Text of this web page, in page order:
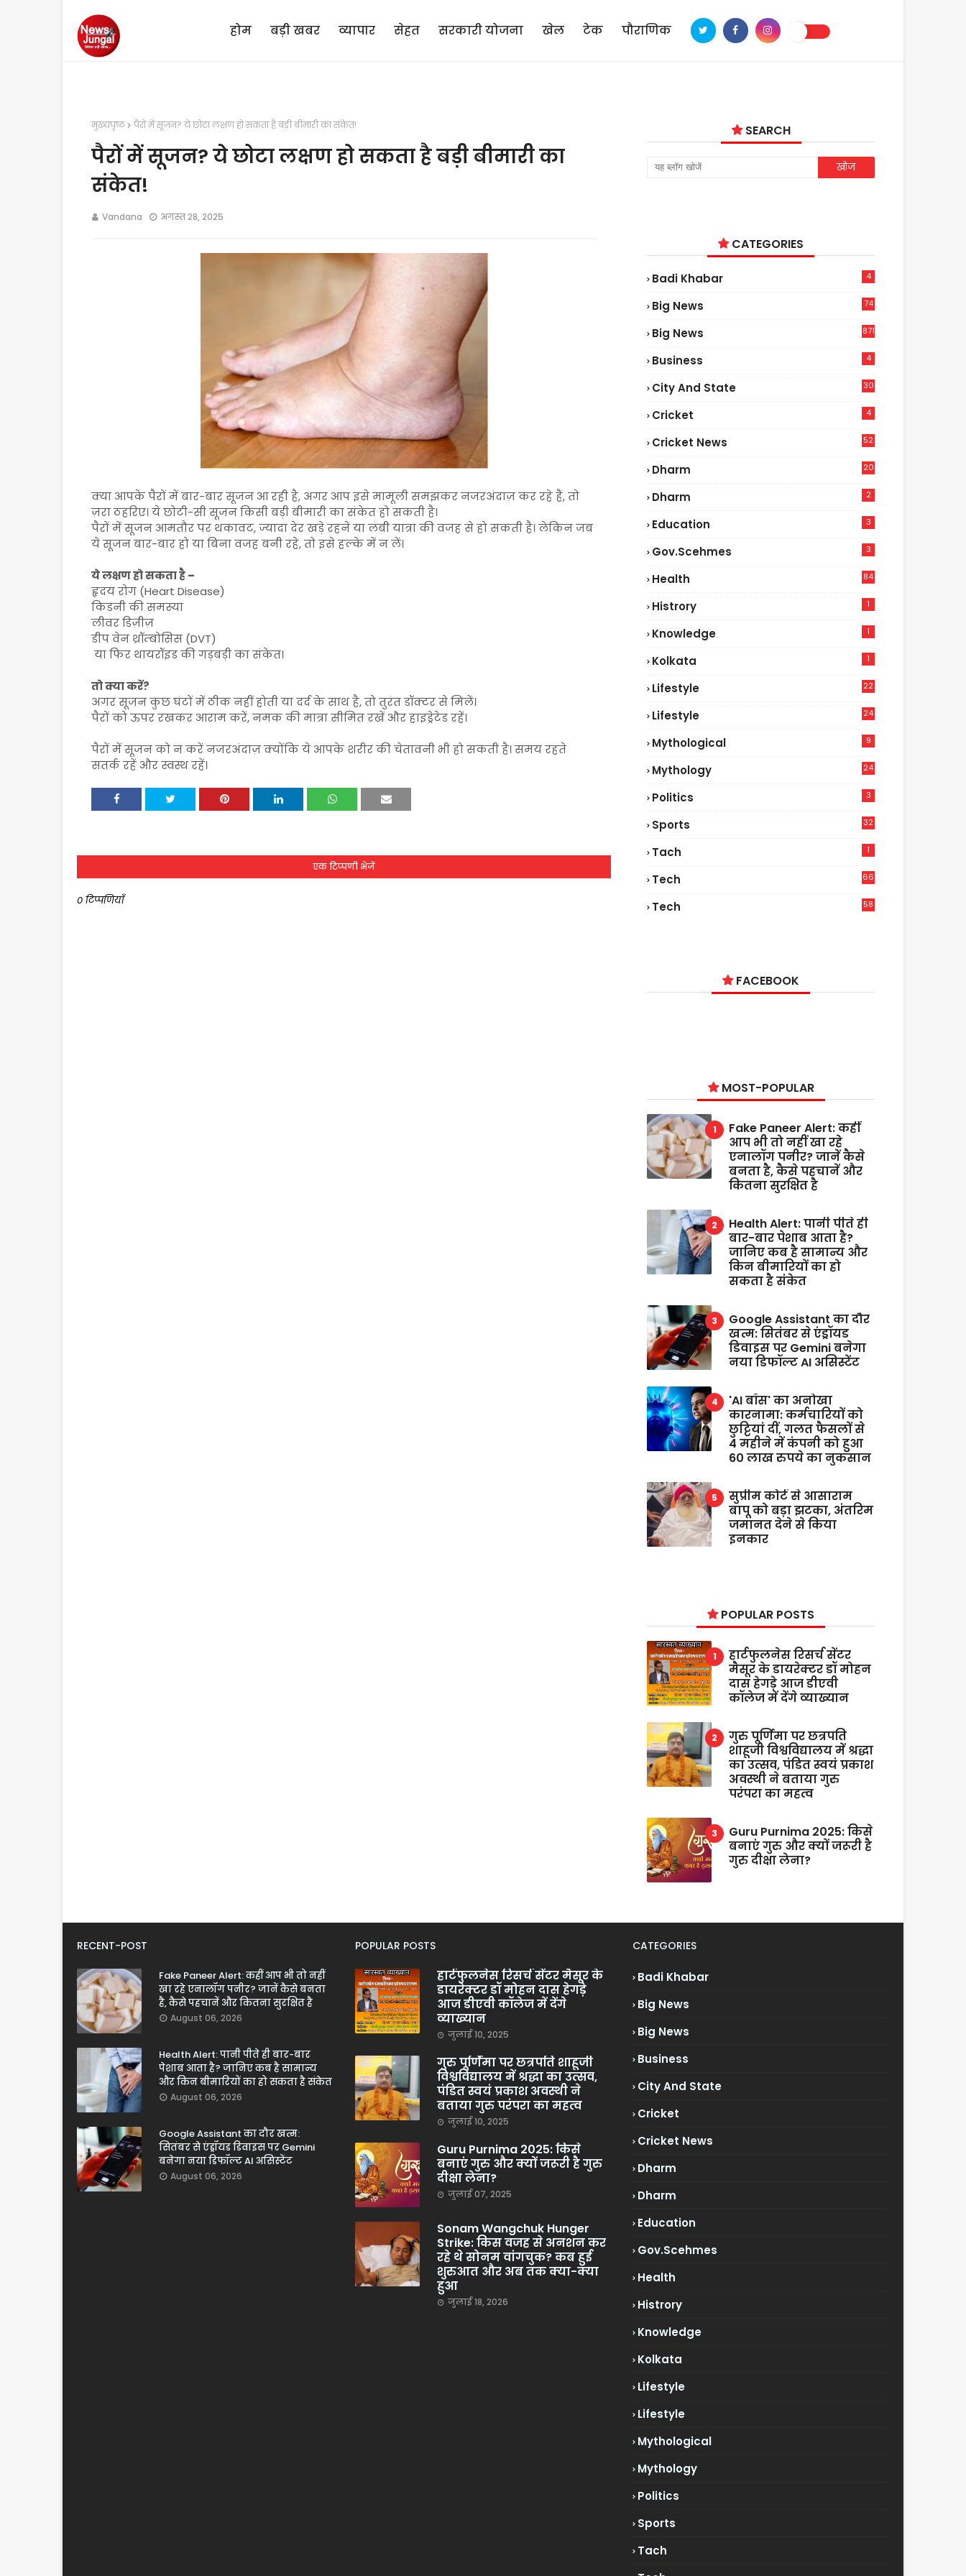
होम बड़ी खबर व्यापार सेहत सरकारी योजना खेल टेक पौराणिक
मुख्यपृष्ठ पैरों में सूजन? ये छोटा लक्षण हो सकता है बड़ी बीमारी का संकेत!
पैरों में सूजन? ये छोटा लक्षण हो सकता है बड़ी बीमारी का
संकेत!
Vandana अगस्त 28, 2025
क्या आपके पैरों में बार-बार सूजन आ रही है, अगर आप इसे मामूली समझकर नजरअंदाज़ कर रहे हैं, तो
ज़रा ठहरिए। ये छोटी-सी सूजन किसी बड़ी बीमारी का संकेत हो सकती है।
पैरों में सूजन आमतौर पर थकावट, ज्यादा देर खड़े रहने या लंबी यात्रा की वजह से हो सकती है। लेकिन जब
ये सूजन बार-बार हो या बिना वजह बनी रहे, तो इसे हल्के में न लें।
ये लक्षण हो सकता है –
हृदय रोग (Heart Disease)
किडनी की समस्या
लीवर डिज़ीज़
डीप वेन थ्रॉम्बोसिस (DVT)
या फिर थायरॉइड की गड़बड़ी का संकेत।
तो क्या करें?
अगर सूजन कुछ घंटों में ठीक नहीं होती या दर्द के साथ है, तो तुरंत डॉक्टर से मिलें।
पैरों को ऊपर रखकर आराम करें, नमक की मात्रा सीमित रखें और हाइड्रेटेड रहें।
पैरों में सूजन को न करें नजरअंदाज़ क्योंकि ये आपके शरीर की चेतावनी भी हो सकती है। समय रहते
सतर्क रहें और स्वस्थ रहें।
एक टिप्पणी भेजें
0 टिप्पणियाँ
SEARCH
CATEGORIES
Badi Khabar 4
Big News
74
Big News 871
Business 4
City And State 30
Cricket 4
Cricket News
52
Dharm 20
Dharm 2
Education 3
Gov.scehmes 3
Health
84
Histrory 1
Knowledge 1
Kolkata 1
Lifestyle
22
Lifestyle
24
Mythological 9
Mythology 24
Politics 3
Sports 32
Tach 1
Tech
66
Tech
58
FACEBOOK
MOST-POPULAR
Fake Paneer Alert: कहीं
आप भी तो नहीं खा रहे
एनालॉग पनीर? जानें कैसे
बनता है, कैसे पहचानें और
कितना सुरक्षित है
Health Alert: पानी पीते ही
बार-बार पेशाब आता है?
जानिए कब है सामान्य और
किन बीमारियों का हो
सकता है संकेत
Google Assistant का दौर
खत्म: सितंबर से एंड्रॉयड
डिवाइस पर Gemini बनेगा
नया डिफॉल्ट AI असिस्टेंट
'AI बॉस' का अनोखा
कारनामा: कर्मचारियों को
छुट्टियां दीं, गलत फैसलों से
4 महीने में कंपनी को हुआ
60 लाख रुपये का नुकसान
सुप्रीम कोर्ट से आसाराम
बापू को बड़ा झटका, अंतरिम
जमानत देने से किया
इनकार
POPULAR POSTS
हार्टफुलनेस रिसर्च सेंटर
मैसूर के डायरेक्टर डॉ मोहन
दास हेगड़े आज डीएवी
कॉलेज में देंगे व्याख्यान
गुरु पूर्णिमा पर छत्रपति
शाहूजी विश्वविद्यालय में श्रद्धा
का उत्सव, पंडित स्वयं प्रकाश
अवस्थी ने बताया गुरु
परंपरा का महत्व
Guru Purnima 2025: किसे
बनाएं गुरु और क्यों जरूरी है
गुरु दीक्षा लेना?
RECENT-POST
Fake Paneer Alert: कहीं आप भी तो नहीं
खा रहे एनालॉग पनीर? जानें कैसे बनता
है, कैसे पहचानें और कितना सुरक्षित है
August 06, 2026
Health Alert: पानी पीते ही बार-बार
पेशाब आता है? जानिए कब है सामान्य
और किन बीमारियों का हो सकता है संकेत
August 06, 2026
Google Assistant का दौर खत्म:
सितंबर से एंड्रॉयड डिवाइस पर Gemini
बनेगा नया डिफॉल्ट AI असिस्टेंट
August 06, 2026
POPULAR POSTS
हार्टफुलनेस रिसर्च सेंटर मैसूर के
डायरेक्टर डॉ मोहन दास हेगड़े
आज डीएवी कॉलेज में देंगे
व्याख्यान
जुलाई 10, 2025
गुरु पूर्णिमा पर छत्रपति शाहूजी
विश्वविद्यालय में श्रद्धा का उत्सव,
पंडित स्वयं प्रकाश अवस्थी ने
बताया गुरु परंपरा का महत्व
जुलाई 10, 2025
Guru Purnima 2025: किसे
बनाएं गुरु और क्यों जरूरी है गुरु
दीक्षा लेना?
जुलाई 07, 2025
Sonam Wangchuk Hunger
Strike: किस वजह से अनशन कर
रहे थे सोनम वांगचुक? कब हुई
शुरुआत और अब तक क्या-क्या
हुआ
जुलाई 18, 2026
CATEGORIES
Badi Khabar
Big News
Big News
Business
City And State
Cricket
Cricket News
Dharm
Dharm
Education
Gov.scehmes
Health
Histrory
Knowledge
Kolkata
Lifestyle
Lifestyle
Mythological
Mythology
Politics
Sports
Tach